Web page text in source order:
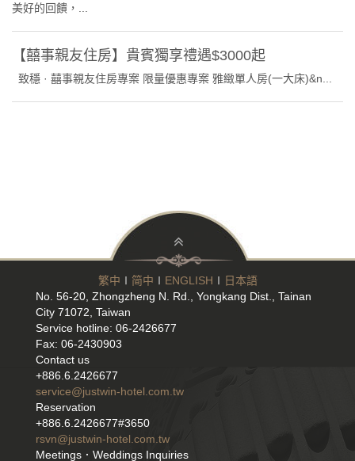
美好的回饋，...
【囍事親友住房】貴賓獨享禮遇$3000起
致穩 · 囍事親友住房專案 限量優惠專案 雅緻單人房(一大床)&n...
繁中 ∣ 简中 ∣ ENGLISH ∣ 日本語
No. 56-20, Zhongzheng N. Rd., Yongkang Dist., Tainan
City 71072, Taiwan
Service hotline: 06-2426677
Fax: 06-2430903
Contact us
+886.6.2426677
service@justwin-hotel.com.tw
Reservation
+886.6.2426677#3650
rsvn@justwin-hotel.com.tw
Meetings．Weddings Inquiries